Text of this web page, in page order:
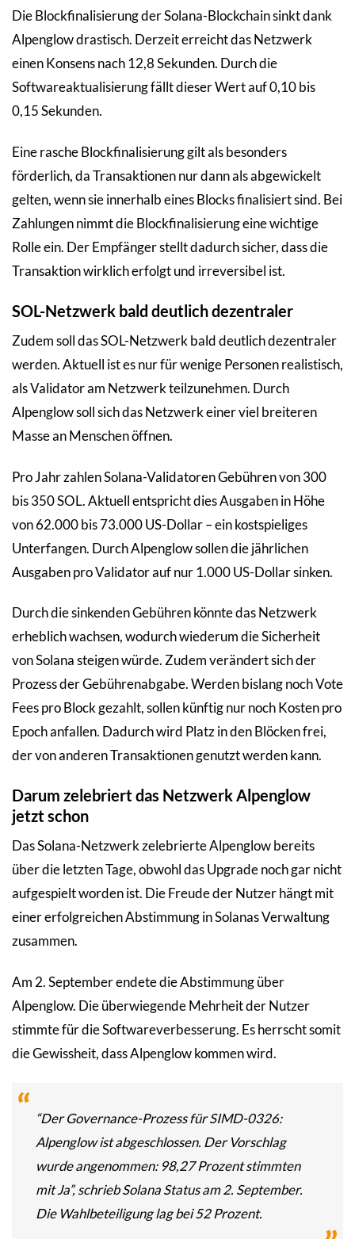
Die Blockfinalisierung der Solana-Blockchain sinkt dank
Alpenglow drastisch. Derzeit erreicht das Netzwerk
einen Konsens nach 12,8 Sekunden. Durch die
Softwareaktualisierung fällt dieser Wert auf 0,10 bis
0,15 Sekunden.
Eine rasche Blockfinalisierung gilt als besonders
förderlich, da Transaktionen nur dann als abgewickelt
gelten, wenn sie innerhalb eines Blocks finalisiert sind. Bei
Zahlungen nimmt die Blockfinalisierung eine wichtige
Rolle ein. Der Empfänger stellt dadurch sicher, dass die
Transaktion wirklich erfolgt und irreversibel ist.
SOL-Netzwerk bald deutlich dezentraler
Zudem soll das SOL-Netzwerk bald deutlich dezentraler
werden. Aktuell ist es nur für wenige Personen realistisch,
als Validator am Netzwerk teilzunehmen. Durch
Alpenglow soll sich das Netzwerk einer viel breiteren
Masse an Menschen öffnen.
Pro Jahr zahlen Solana-Validatoren Gebühren von 300
bis 350 SOL. Aktuell entspricht dies Ausgaben in Höhe
von 62.000 bis 73.000 US-Dollar – ein kostspieliges
Unterfangen. Durch Alpenglow sollen die jährlichen
Ausgaben pro Validator auf nur 1.000 US-Dollar sinken.
Durch die sinkenden Gebühren könnte das Netzwerk
erheblich wachsen, wodurch wiederum die Sicherheit
von Solana steigen würde. Zudem verändert sich der
Prozess der Gebührenabgabe. Werden bislang noch Vote
Fees pro Block gezahlt, sollen künftig nur noch Kosten pro
Epoch anfallen. Dadurch wird Platz in den Blöcken frei,
der von anderen Transaktionen genutzt werden kann.
Darum zelebriert das Netzwerk Alpenglow
jetzt schon
Das Solana-Netzwerk zelebrierte Alpenglow bereits
über die letzten Tage, obwohl das Upgrade noch gar nicht
aufgespielt worden ist. Die Freude der Nutzer hängt mit
einer erfolgreichen Abstimmung in Solanas Verwaltung
zusammen.
Am 2. September endete die Abstimmung über
Alpenglow. Die überwiegende Mehrheit der Nutzer
stimmte für die Softwareverbesserung. Es herrscht somit
die Gewissheit, dass Alpenglow kommen wird.
“Der Governance-Prozess für SIMD-0326:
Alpenglow ist abgeschlossen. Der Vorschlag
wurde angenommen: 98,27 Prozent stimmten
mit Ja”, schrieb Solana Status am 2. September.
Die Wahlbeteiligung lag bei 52 Prozent.